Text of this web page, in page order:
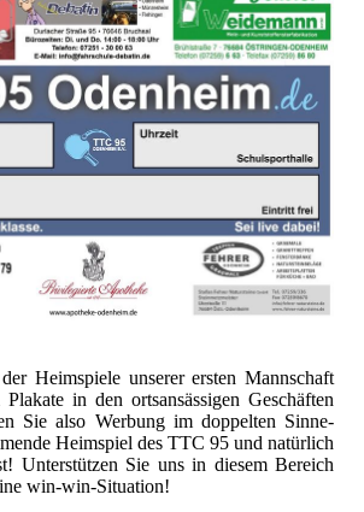
Heimspiele unserer ersten Mannschaft
in den ortsansässigen Geschäften
Sie also Werbung im doppelten Sinne-
Heimspiel des TTC 95 und natürlich
Unterstützen Sie uns in diesem Bereich
win-win-Situation!